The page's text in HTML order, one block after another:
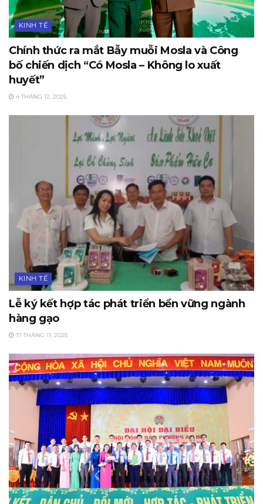
KINH TẾ
Chính thức ra mắt Bẫy muỗi Mosla và Công
bố chiến dịch “Có Mosla – Không lo xuất
huyết”
4 THÁNG 12, 2025
KINH TẾ
Lễ ký kết hợp tác phát triển bền vững ngành
hàng gạo
17 THÁNG 11, 2025